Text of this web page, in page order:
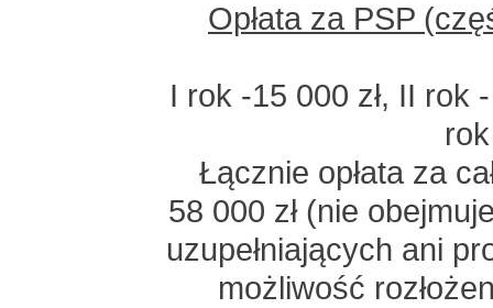
Opłata za PSP
I rok -15 000 zł, II rok
Łącznie opłata za
58 000 zł (nie
uzupełniających ani
możliwość